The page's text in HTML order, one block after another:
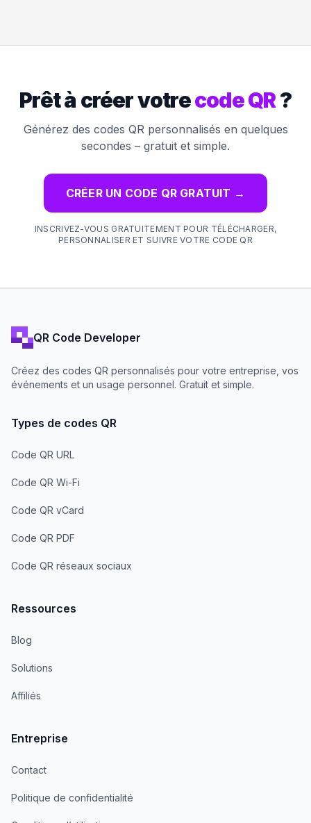
Prêt à créer votrecode QR?
Générez des codes QR personnalisés en quelques
secondes – gratuit et simple.
CRÉER UN CODE QR GRATUIT →
INSCRIVEZ-VOUS GRATUITEMENT POUR TÉLÉCHARGER,
PERSONNALISER ET SUIVRE VOTRE CODE QR
QR Code Developer
Créez des codes QR personnalisés pour votre entreprise, vos
événements et un usage personnel. Gratuit et simple.
Types de codes QR
Code QR URL
Code QR Wi-Fi
Code QR vCard
Code QR PDF
Code QR réseaux sociaux
Ressources
Blog
Solutions
Affiliés
Entreprise
Contact
Politique de confidentialité